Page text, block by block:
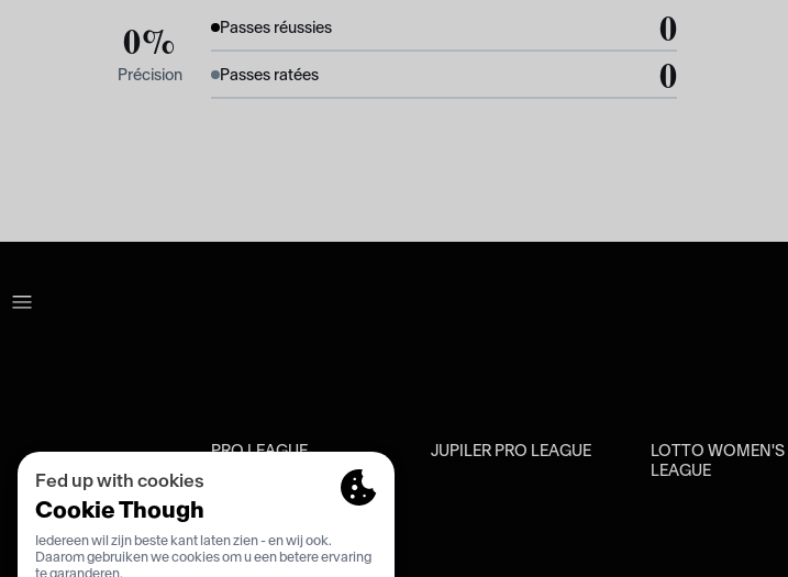
0%
Précision
Passes réussies 0
Passes ratées 0
PRO LEAGUE JUPILER PRO LEAGUE
LOTTO WOMEN'S
LEAGUE